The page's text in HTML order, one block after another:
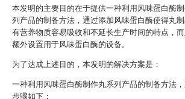
本发明的主要目的在于提供一种利用风味蛋白酶
列产品的制备方法，通过添加风味蛋白酶使得丸
有营养物质容易吸收和不延长生产时间的特点，
额外设置用于风味蛋白酶的设备。
为了达成上述目的，本发明的解决方案是：
一种利用风味蛋白酶制作丸系列产品的制备方法
步骤如下：